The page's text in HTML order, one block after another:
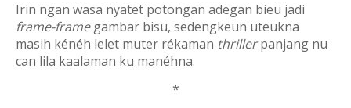
Irin ngan wasa nyatet potongan adegan bieu jadi
frame-framegambar bisu, sedengkeun uteukna
masih kénéh lelet muter rékaman thrillerpanjang nu
can lila kaalaman ku manéhna.
*